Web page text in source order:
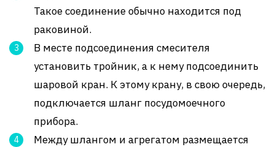
Такое соединение обычно находится под
раковиной.
В месте подсоединения смесителя
установить тройник, а к нему подсоединить
шаровой кран. К этому крану, в свою очередь,
подключается шланг посудомоечного
прибора.
Между шлангом и агрегатом размещается